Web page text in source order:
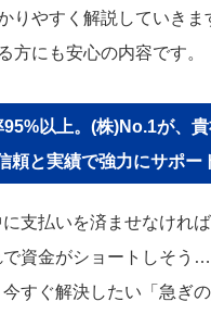
りやすく解説していきま
方にも安心の内容です。
95%以上。(株)No.1が、
頼と実績で強力にサポー
に支払いを済ませなけれ
で資金がショートしそう
すぐ解決したい「急ぎ